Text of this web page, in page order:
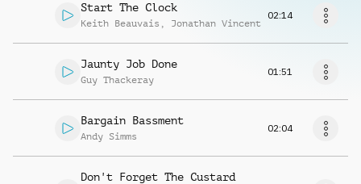
Start The Clock
Keith Beauvais , Jonathan Vincent
02:14
Jaunty Job Done
Guy Thackeray
01:51
Bargain Bassment
Andy Simms
02:04
Don't Forget The Custard